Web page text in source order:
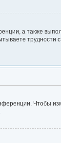
а также
трудности
Чтобы